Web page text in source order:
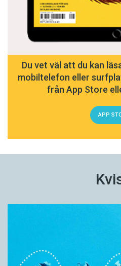
Du vet väl att du kan
mobiltelefon eller
från App Store
APP